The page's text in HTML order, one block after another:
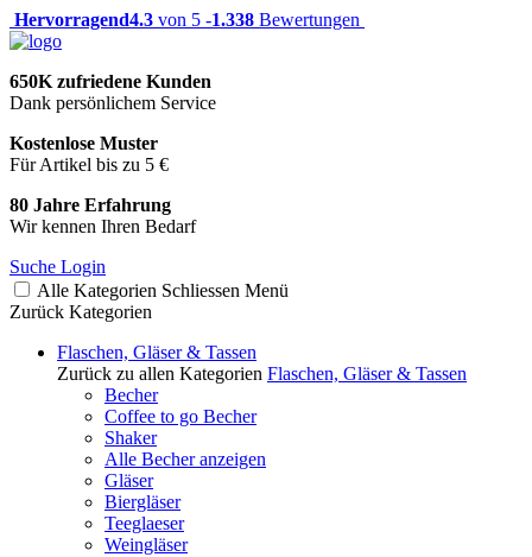
Hervorragend4.3 von 5 -1.338 Bewertungen
650K zufriedene Kunden
Dank persönlichem Service
Kostenlose Muster
Für Artikel bis zu 5 €
80 Jahre Erfahrung
Wir kennen Ihren Bedarf
Suche Login
Alle Kategorien Schliessen Menü
Zurück Kategorien
Flaschen, Gläser & Tassen
Zurück zu allen Kategorien Flaschen, Gläser & Tassen
Becher
Coffee to go Becher
Shaker
Alle Becher anzeigen
Gläser
Biergläser
Teeglaeser
Weingläser